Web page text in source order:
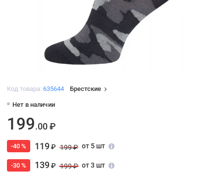
Код товара: 635644 Брестские
Нет в наличии
199.00 ₽
-40 % 119₽ 199 ₽ от 5 шт
-30 % 139₽ 199 ₽ от 3 шт